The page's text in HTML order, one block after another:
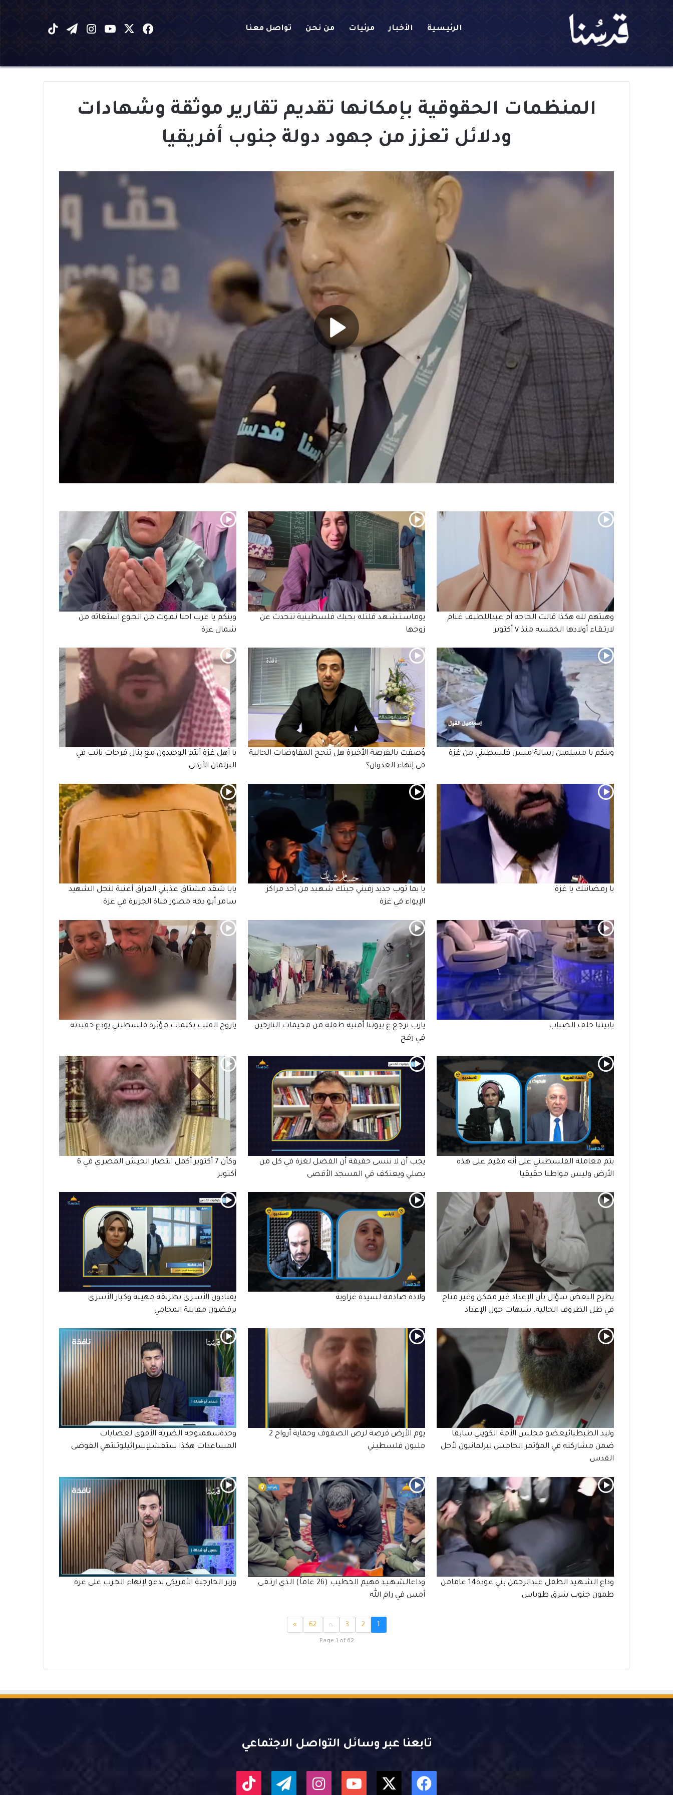
الرئيسية الأخبار مرئيات من نحن تواصل معنا فيسبوك يوتيوبانستقرام
تيلقرام
المنظمات الحقوقية بإمكانها تقديم تقارير موثقة وشهادات
ودلائل تعزز من جهود دولة جنوب أفريقيا
وهبتهم لله هكذا قالت الحاجة أم عبداللطيف غنام
لارتـقـاء أولادها الخمسه منذ ٧ أكتوبر
يوماسـتـشـهـد قلتله بحبك فلسطينية تتحدث عن
زوجها
وينكم يا عرب احنا نـمـوت من الجـوع استغاثة من
شمال غزة
وينكم يا مسلمين رسالة مسن فلسطيني من غزة
وُصفت بالفرصة الأخيرة هل تنجح المفاوضات الحالية
في إنهاء العدوان؟
يا أهل غزة أنتم الوحيدون مع ينال فرحات نائب في
البرلمان الأردني
يا رمضانتك يا غزة
يا يما ثوب جديد زفيني جيتك شـهـيد من أحد مراكز
الإيواء في غزة
يابا شقد مشتاق عذبني الفراق أغنية لنجل الشهيد
سامر أبو دقة مصور قناة الجزيرة في غزة
يابيتنا خلف الضباب
يارب نرجع ع بيوتنا أمنية طفلة من مخيمات النازحين
في رفح
ياروح القلب بكلمات مؤثرة فلسطيني يودع حفيدته
يتم معاملة الفلسطيني على أنه مقيم على هذه
الأرض وليس مواطنا حقيقيا
يجب أن لا ننسى حقيقة أن الفضل لغزة في كل من
يصلي ويعتكف في المسجد الأقصى
وكأن 7 أكتوبر أكمل انتصار الجيش المصري في 6
أكتوبر
يطرح البعض سؤال بأن الإعداد غير ممكن وغير متاح
في ظل الظروف الحالية، شبهات حول الإعداد
ولادة صادمة لسيدة غزاوية
يقتادون الأسـرى بطريقة مهينة وكبار الأسرى
يرفضون مقابلة المحامي
وليد الطبطبائيعضو مجلس الأمة الكويتي سابقا
ضمن مشاركته في المؤتمر الخامس لبرلمانيون لأجل
القدس
يوم الأرض فرصة لرص الصفوف وحماية أرواح 2
مليون فلسطيني
وحدةسهمتوجه الضربة الأقوى لعصابات
المساعدات هكذا ستفشلإسرائيلوتنتهي الفوضى
وداع الشـهـيد الطفل عبدالرحمن بني عودة14 عامامن
طمون جنوب شرق طوباس
وداعالشـهـيـد فهيم الخطيب (26 عاماً) الذي ارتـقـى
أمس في رام الله
وزير الخارجية الأمريكي يدعو لإنهاء الحـرب على غزة
1
2
3
…
62
»
Page 1 of 62
تابعنا عبر وسائل التواصل الاجتماعي
فيسبوك يوتيوب انستقرامتيلقرام